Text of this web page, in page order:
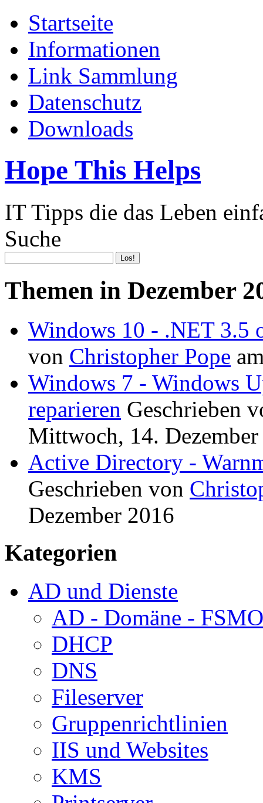
Startseite
Informationen
Link Sammlung
Datenschutz
Downloads
Hope This Helps
IT Tipps die das Leben
Suche
Themen in Dezember
Windows 10 - .NET 3.5
von Christopher Pope
Windows 7 - Windows
reparieren Geschrieben
Mittwoch, 14.
Active Directory -
Geschrieben von
Dezember 2016
Kategorien
AD und Dienste
AD - Domäne - FSMO
DHCP
DNS
Fileserver
Gruppenrichtlinien
IIS und Websites
KMS